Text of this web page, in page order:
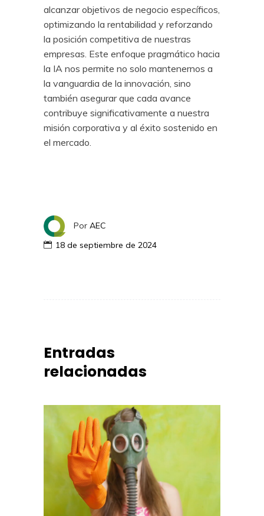
alcanzar objetivos de negocio específicos,
optimizando la rentabilidad y reforzando
la posición competitiva de nuestras
empresas. Este enfoque pragmático hacia
la IA nos permite no solo mantenernos a
la vanguardia de la innovación, sino
también asegurar que cada avance
contribuye significativamente a nuestra
misión corporativa y al éxito sostenido en
el mercado.
Por AEC
18 de septiembre de 2024
Entradas
relacionadas